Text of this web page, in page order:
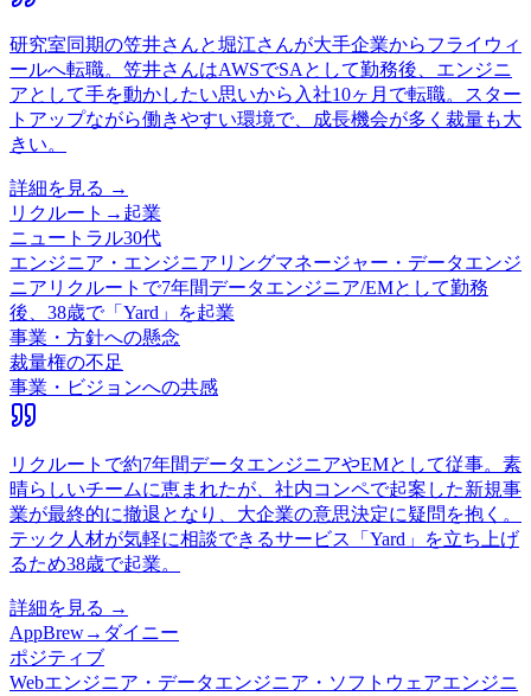
研究室同期の笠井さんと堀江さんが大手企業からフライウィ
ールへ転職。笠井さんはAWSでSAとして勤務後、エンジニ
アとして手を動かしたい思いから入社10ヶ月で転職。スター
トアップながら働きやすい環境で、成長機会が多く裁量も大
きい。
詳細を見る →
リクルート → 起業
ニュートラル30代
エンジニア・エンジニアリングマネージャー・データエンジ
ニア リクルートで7年間データエンジニア/EMとして勤務
後、38歳で「Yard」を起業
事業・方針への懸念
裁量権の不足
事業・ビジョンへの共感
リクルートで約7年間データエンジニアやEMとして従事。素
晴らしいチームに恵まれたが、社内コンペで起案した新規事
業が最終的に撤退となり、大企業の意思決定に疑問を抱く。
テック人材が気軽に相談できるサービス「Yard」を立ち上げ
るため38歳で起業。
詳細を見る →
AppBrew→ ダイニー
ポジティブ
Webエンジニア・データエンジニア・ソフトウェアエンジニ